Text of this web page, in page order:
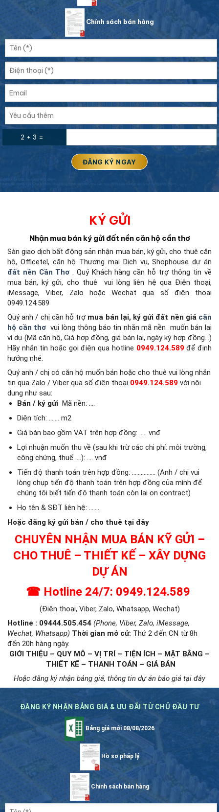
Chính sách bán hàng
2 + 3 =
KÝ GỬI
Nhận mua bán ký gửi đất nền căn hộ cần thơ
Sàn giao dịch bất động sảnnhận mua bán, ký gửi, cho thuê căn
hộ, Officetel, căn hộ Thương mại Dịch vụ, Shophouse dự án
đất nền Cần Thơ . Quý Khách hàng cần hỗ trợ thông tin về
mua bán, ký gửi, cho thuê
vui lòng liên hệ qua Điện thoại,
iMessage, Viber, Zalo hoặc Wechat qua số điện thoại
0949.124.589
Quý anh / chị cần hỗ trợ mua bán lại, ký gửi đất nền giá căn
hộ cần thơ vui lòng thông báo tin nhắn mã nền muốn bán lại
ví dụ (Mã căn hộ, Giá hợp đồng, giá bán lại, ngày ký hợp đồng…)
Hãy nhắn tin hoặc gọi điện qua hotline 0949.124.589để định
hướng nhé.
Quý anh / chị có căn hộ muốn bán hoặc cho thuê vui lòng nhắn
tin qua Zalo / Viber qua số điện thoại 0949.124.589 với nội
dung như sau:
Bán / ký gửi Mã nền: ….
Diện tích: ……. m2
Giá bán bao gồm VAT trên hợp đồng: ….. vnđ
Lợi nhuận muốn thu về (sau khi trừ các chi phí: môi trường,
công chứng, thuế ….): …. vnđ
Tiến độ thanh toán trên hợp đồng: ……………. (Anh / chị vui
lòng chụp tiến độ thanh toán trên hợp đồng của mình để
chúng tôi biết tiến độ thanh toán còn lại on contract)
Họ tên & SĐT liên hệ: …….
Hoặc đăng ký gửi bán / cho thuê tại đây
CHUYÊN NHẬN MUA BÁN KỸ GỬI –
CHO THUÊ – THIẾT KẾ – XÂY DỰNG
DỰ ÁN
☎ Hotline 24/7: 0949.124.589
(Điện thoại, Viber, Zalo, Whatsapp, Wechat)
Hotline : 09444.505.454 (Phone, Viber, Zalo, iMessage,
Wechat, Whatsapp) Thời gian mở cử: Thứ 2 đến CN từ 8h
đến 20h hàng ngày.
GIỚI THIỆU – QUY MÔ – VỊ TRÍ – TIỆN ÍCH – MẶT BẰNG –
THIẾT KẾ – THANH TOÁN – GIÁ BÁN
Hoặc đăng ký nhận bảng giá, thông tin dự án báo giá tại đây
ĐĂNG KÝ NHẬN BẢNG GIÁ & ƯU ĐÃI TỪ CHỦ ĐẦU TƯ
Bảng giá mới 08/08/2026
Hồ sơ pháp lý
Chính sách bán hàng